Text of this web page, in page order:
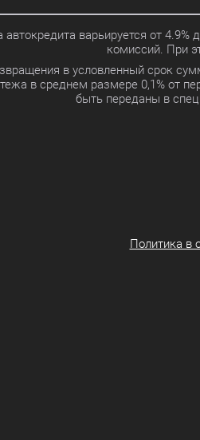
автокредита варьируется от
комиссий. При
в условленный срок
в среднем размере 0,1% от
быть переданы в
Политика в